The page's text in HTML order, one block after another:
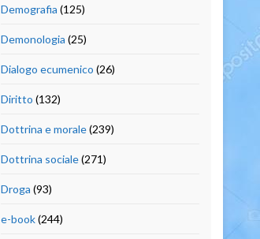
Demografia (125)
Demonologia (25)
Dialogo ecumenico (26)
Diritto (132)
Dottrina e morale(239)
Dottrina sociale(271)
Droga (93)
e-book(244)